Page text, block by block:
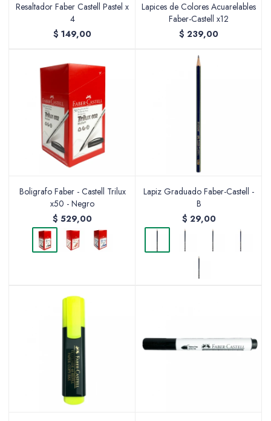
Resaltador Faber Castell Pastel x
4
$ 149,00
Lapices de Colores Acuarelables
Faber-Castell x12
$ 239,00
Boligrafo Faber - Castell Trilux
x50 - Negro
$ 529,00
Lapiz Graduado Faber-Castell -
B
$ 29,00